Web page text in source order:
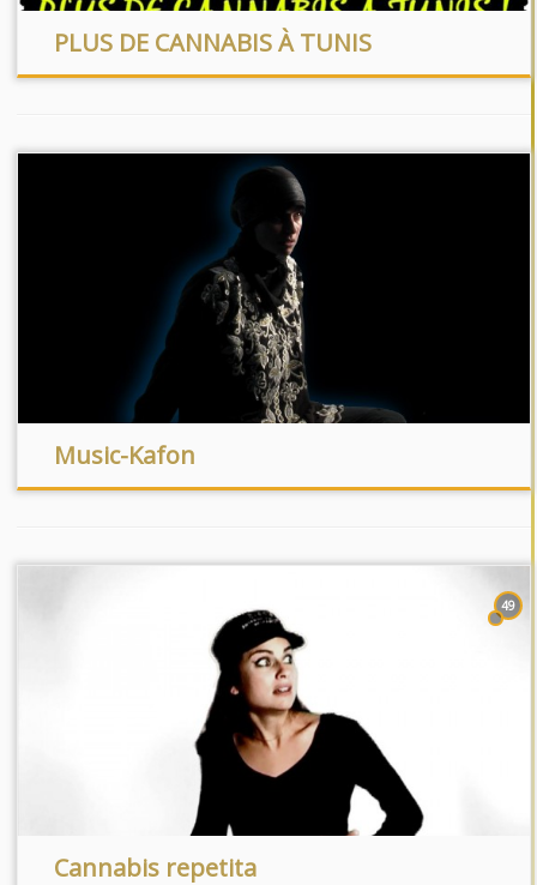
PLUS DE CANNABIS À TUNIS
Music-Kafon
49
Cannabis repetita